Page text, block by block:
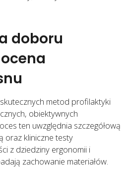
doboru
metod profilaktyki
obiektywnych
ten uwzględnia szczegółową
oraz kliniczne testy
z dziedziny ergonomii i
zachowanie materiałów.